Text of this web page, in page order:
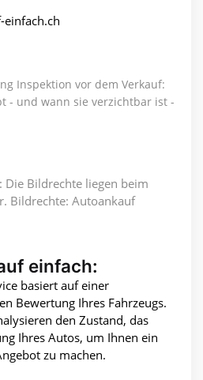
Inspektion vor dem Verkauf:
- und wann sie verzichtbar ist -
Die Bildrechte liegen beim
Bildrechte: Autoankauf
einfach:
basiert auf einer
Bewertung Ihres Fahrzeugs.
den Zustand, das
Ihres Autos, um Ihnen ein
zu machen.